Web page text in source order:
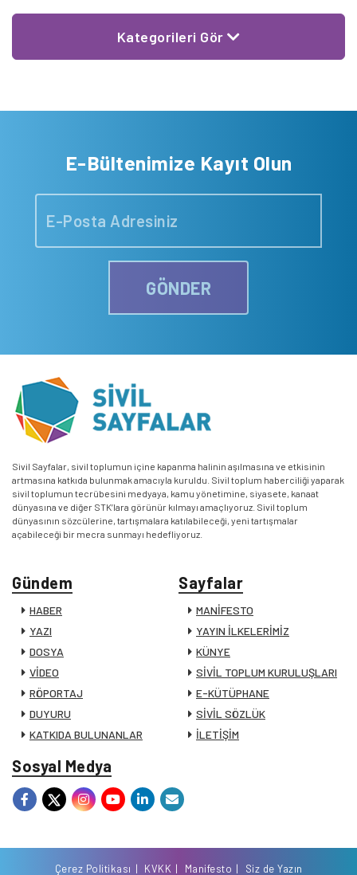
Kategorileri Gör
E-Bültenimize Kayıt Olun
GÖNDER
Sivil Sayfalar, sivil toplumun içine kapanma halinin aşılmasına ve etkisinin
artmasına katkıda bulunmak amacıyla kuruldu. Sivil toplum haberciliği yaparak
sivil toplumun tecrübesini medyaya, kamu yönetimine, siyasete, kanaat
dünyasına ve diğer STK’lara görünür kılmayı amaçlıyoruz. Sivil toplum
dünyasının sözcülerine, tartışmalara katılabileceği, yeni tartışmalar
açabileceği bir mecra sunmayı hedefliyoruz.
Gündem
HABER
YAZI
DOSYA
VİDEO
RÖPORTAJ
DUYURU
KATKIDA BULUNANLAR
Sayfalar
MANİFESTO
YAYIN İLKELERİMİZ
KÜNYE
SİVİL TOPLUM KURULUŞLARI
E-KÜTÜPHANE
SİVİL SÖZLÜK
İLETİŞİM
Sosyal Medya
Çerez Politikası KVKK Manifesto Siz de Yazın